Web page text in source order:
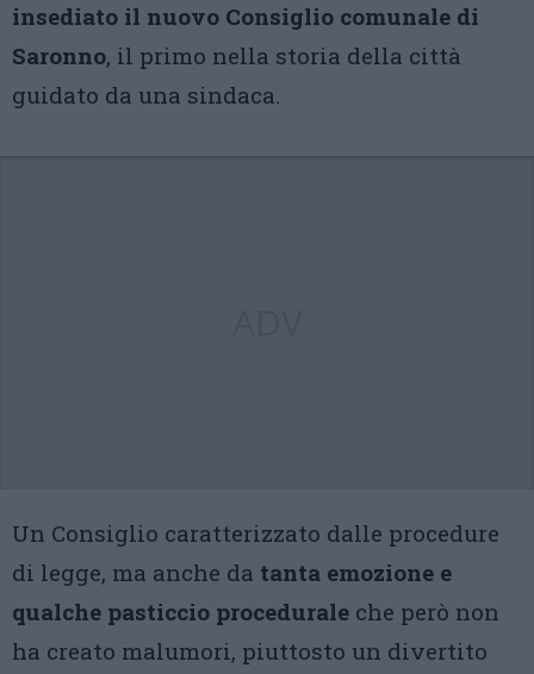
insediato il nuovo Consiglio comunale di
Saronno, il primo nella storia della città
guidato da una sindaca.
Un Consiglio caratterizzato dalle procedure
di legge, ma anche da tanta emozione e
qualche pasticcio procedurale che però non
ha creato malumori, piuttosto un divertito